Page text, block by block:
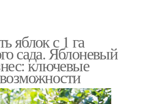
яблок с 1 га
сада. Яблоневый
ключевые